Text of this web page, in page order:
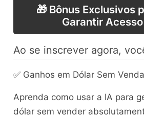
🎁 Bônus Exclusivos
Garantir
Ao se inscrever agora,
✅ Ganhos em Dólar Sem
Aprenda como usar a IA para
dólar sem vender